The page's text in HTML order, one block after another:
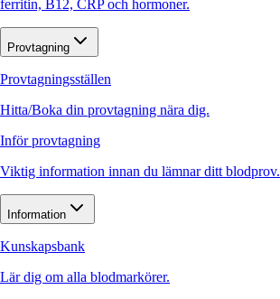
ferritin, B12, CRP och hormoner.
Provtagning
Provtagningsställen
Hitta/Boka din provtagning nära dig.
Inför provtagning
Viktig information innan du lämnar ditt blodprov.
Information
Kunskapsbank
Lär dig om alla blodmarkörer.